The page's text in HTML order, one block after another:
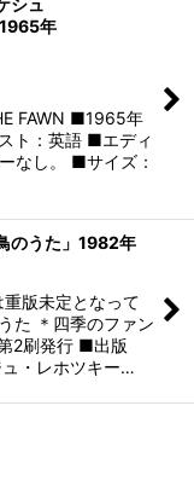
シュ
年
FAWN ■1965年
ト：英語 ■エディ
なし。 ■サイズ：
のうた」1982年
版未定となって
た ＊四季のファン
2刷発行 ■出版
・レホツキー…